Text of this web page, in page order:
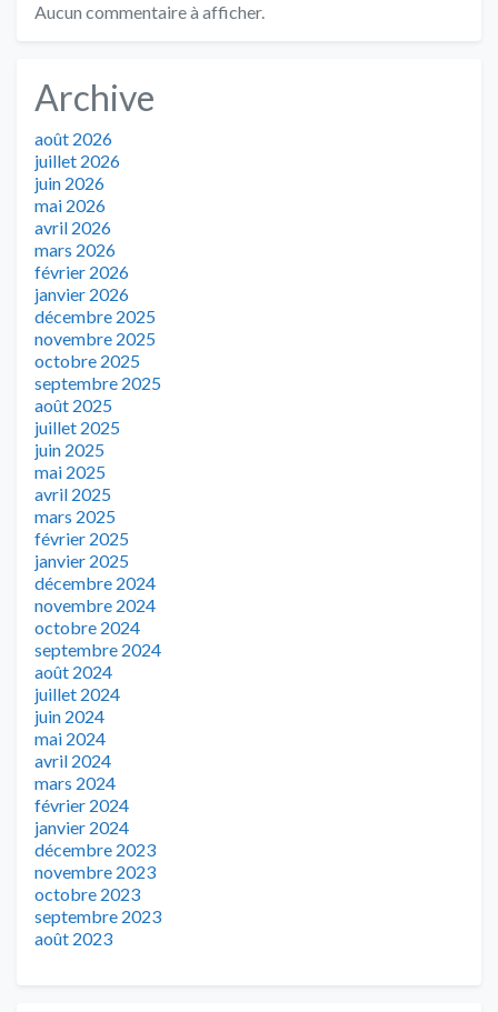
Aucun commentaire à afficher.
Archive
août 2026
juillet 2026
juin 2026
mai 2026
avril 2026
mars 2026
février 2026
janvier 2026
décembre 2025
novembre 2025
octobre 2025
septembre 2025
août 2025
juillet 2025
juin 2025
mai 2025
avril 2025
mars 2025
février 2025
janvier 2025
décembre 2024
novembre 2024
octobre 2024
septembre 2024
août 2024
juillet 2024
juin 2024
mai 2024
avril 2024
mars 2024
février 2024
janvier 2024
décembre 2023
novembre 2023
octobre 2023
septembre 2023
août 2023